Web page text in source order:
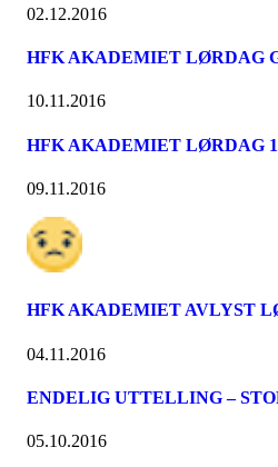
02.12.2016
HFK AKADEMIET LØRDAG
10.11.2016
HFK AKADEMIET LØRDAG
09.11.2016
HFK AKADEMIET AVLYST
04.11.2016
ENDELIG UTTELLING –
05.10.2016